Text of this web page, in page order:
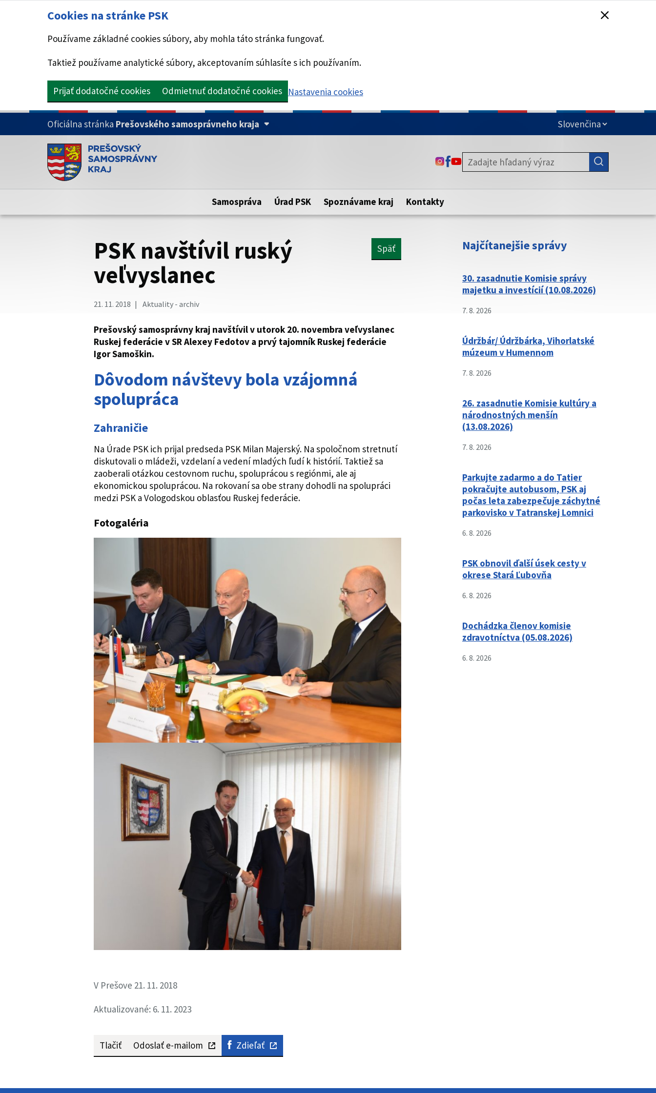
Cookies na stránke PSK
Používame základné cookies súbory, aby mohla táto stránka fungovať.
Taktiež používame analytické súbory, akceptovaním súhlasíte s ich používaním.
Prijať dodatočné cookies Odmietnuť dodatočné cookies Nastavenia cookies
PRESKOČIŤ NA HLAVNÝ OBSAH
Oficiálna stránka Prešovského samosprávneho kraja
Doména psk.sk je oficiálna
Toto je oficiálna webová stránka Prešovského samosprávneho kraja.
Táto stránka je zabezpečená
zabezpečenú webovú stránku. Zabezpečená stránka vždy začína
https:// pred názvom domény webového sídla.
ODKAZ SA OTVORÍ NA NOVEJ KARTE
ODKAZ SA OTVORÍ NA NOVEJ KARTE
ODKAZ SA OTVORÍ NA NOVEJ KARTE
Samospráva Úrad PSK Spoznávame kraj Kontakty
PSK navštívil ruský
veľvyslanec
Späť
21. 11. 2018 Aktuality - archiv
Prešovský samosprávny kraj navštívil v utorok 20. novembra veľvyslanec
Ruskej federácie v SR Alexey Fedotov a prvý tajomník Ruskej federácie
Igor Samoškin.
Dôvodom návštevy bola vzájomná
spolupráca
Zahraničie
Na Úrade PSK ich prijal predseda PSK Milan Majerský. Na spoločnom stretnutí
diskutovali o mládeži, vzdelaní a vedení mladých ľudí k histórií. Taktiež sa
zaoberali otázkou cestovnom ruchu, spoluprácou s regiónmi, ale aj
ekonomickou spoluprácou. Na rokovaní sa obe strany dohodli na spolupráci
medzi PSK a Vologodskou oblasťou Ruskej federácie.
Fotogaléria
V Prešove 21. 11. 2018
Aktualizované: 6. 11. 2023
Tlačiť Odoslať e-mailom Zdieľať
Najčítanejšie správy
30. zasadnutie Komisie správy
majetku a investícií (10.08.2026)
7. 8. 2026
Údržbár/ Údržbárka, Vihorlatské
múzeum v Humennom
7. 8. 2026
26. zasadnutie Komisie kultúry a
národnostných menšín
(13.08.2026)
7. 8. 2026
Parkujte zadarmo a do Tatier
pokračujte autobusom, PSK aj
počas leta zabezpečuje záchytné
parkovisko v Tatranskej Lomnici
6. 8. 2026
PSK obnovil ďalší úsek cesty v
okrese Stará Ľubovňa
6. 8. 2026
Dochádzka členov komisie
zdravotníctva (05.08.2026)
6. 8. 2026